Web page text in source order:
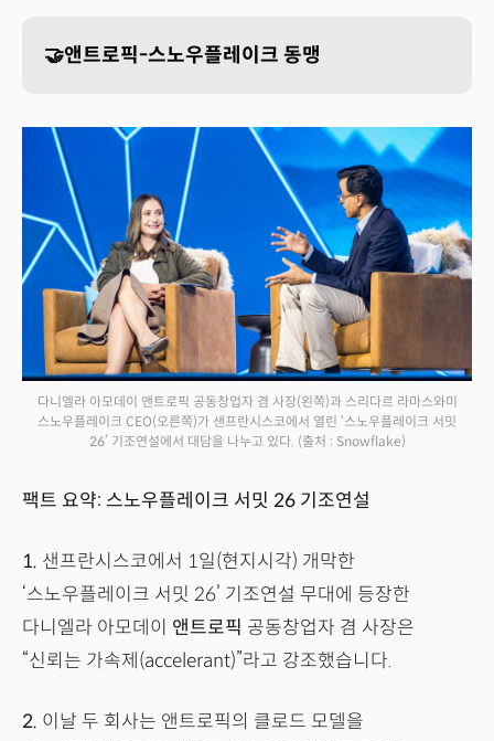
🤝앤트로픽-스노우플레이크 동맹
다니엘라 아모데이 앤트로픽 공동창업자 겸 사장(왼쪽)과 스리다르 라마스와미
스노우플레이크 CEO(오른쪽)가 샌프란시스코에서 열린 ‘스노우플레이크 서밋
26’ 기조연설에서 대담을 나누고 있다. (출처 : Snowflake)
팩트 요약: 스노우플레이크 서밋 26 기조연설
1. 샌프란시스코에서 1일(현지시각) 개막한
‘스노우플레이크 서밋 26’ 기조연설 무대에 등장한
다니엘라 아모데이 앤트로픽 공동창업자 겸 사장은
“신뢰는 가속제(accelerant)”라고 강조했습니다.
2. 이날 두 회사는 앤트로픽의 클로드 모델을